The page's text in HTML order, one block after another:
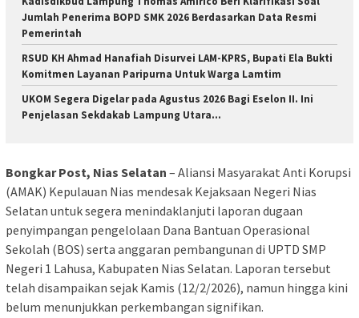
Jumlah Penerima BOPD SMK 2026 Berdasarkan Data Resmi
Pemerintah
RSUD KH Ahmad Hanafiah Disurvei LAM-KPRS, Bupati Ela Bukti
Komitmen Layanan Paripurna Untuk Warga Lamtim
UKOM Segera Digelar pada Agustus 2026 Bagi Eselon II. Ini
Penjelasan Sekdakab Lampung Utara…
Bongkar Post, Nias Selatan – Aliansi Masyarakat Anti Korupsi
(AMAK) Kepulauan Nias mendesak Kejaksaan Negeri Nias
Selatan untuk segera menindaklanjuti laporan dugaan
penyimpangan pengelolaan Dana Bantuan Operasional
Sekolah (BOS) serta anggaran pembangunan di UPTD SMP
Negeri 1 Lahusa, Kabupaten Nias Selatan. Laporan tersebut
telah disampaikan sejak Kamis (12/2/2026), namun hingga kini
belum menunjukkan perkembangan signifikan.